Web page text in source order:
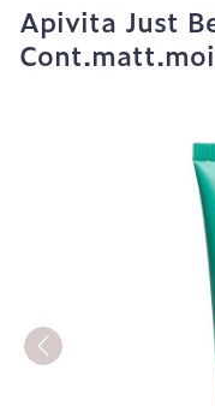
Apivita Just